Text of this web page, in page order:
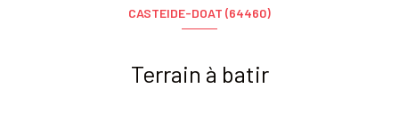
CASTEIDE-DOAT (64460)
Terrain à batir